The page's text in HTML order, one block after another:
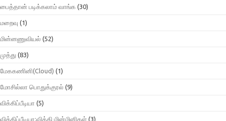
பைத்தான் படிக்கலாம் வாங்க (30)
மறைவு (1)
மின்னணுவியல் (52)
முத்து (83)
மேககணினி(Cloud) (1)
மோசில்லா பொதுக்குரல் (9)
விக்கிப்பீடியா (5)
விக்கிப்பீடியா:விக்கி மின்மினிகள் (3)